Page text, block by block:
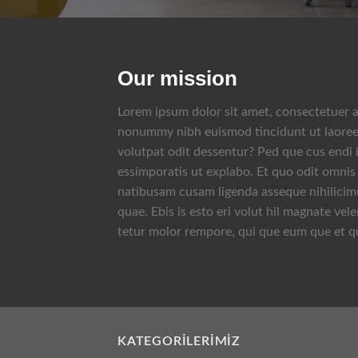
Our mission
Lorem ipsum dolor sit amet, consectetuer
nonummy nibh euismod tincidunt ut
volutpat odit dessentur? Ped que cus
essimporatis ut explabo. Et quo odit
natibusam cusam ligenda asseque
quae. Ebis is esto eri volut hil magnate
tetur molor rempore, qui que eum que et
KATEGORILERIMIZ